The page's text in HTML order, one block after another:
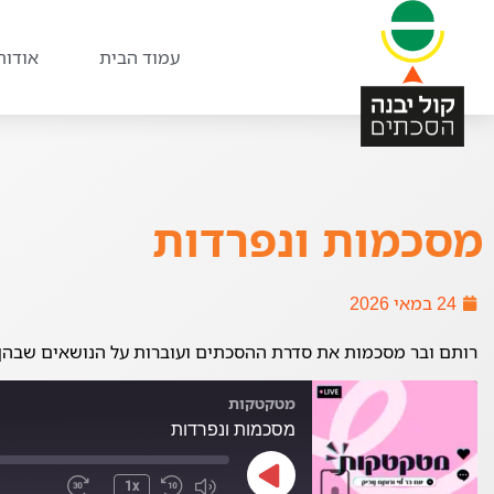
עמוד הבית
מסכמות ונפרדות
24 במאי 2026
רותם ובר מסכמות את סדרת ההסכתים ועוברות על הנושאים
מטקטקות
מסכמות ונפרדות
1x